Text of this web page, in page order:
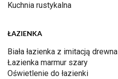
Kuchnia rustykalna
ŁAZIENKA
Biała łazienka z imitacją drewna
Łazienka marmur szary
Oświetlenie do łazienki